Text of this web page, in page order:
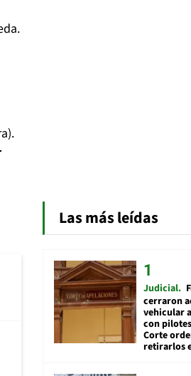
Las más leídas
Judicial
cerraron
vehicular
con
Corte
retirarlos